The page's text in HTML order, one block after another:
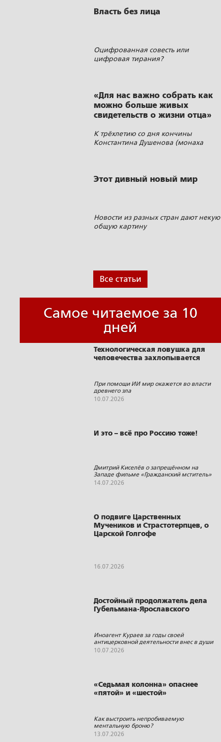
Власть без лица
Оцифрованная совесть или
цифровая тирания?
«Для нас важно собрать как
можно больше живых
свидетельств о жизни отца»
К трёхлетию со дня кончины
Константина Душенова (монаха
Этот дивный новый мир
Новости из разных стран дают некую
общую картину
Все статьи
Самое читаемое за 10
дней
Технологическая ловушка для
человечества захлопывается
При помощи ИИ мир окажется во власти
древнего зла
10.07.2026
И это – всё про Россию тоже!
Дмитрий Киселёв о запрещённом на
Западе фильме «Гражданский мститель»
14.07.2026
О подвиге Царственных
Мучеников и Страстотерпцев, о
Царской Голгофе
16.07.2026
Достойный продолжатель дела
Губельмана-Ярославского
Иноагент Кураев за годы своей
антицерковной деятельности внес в души
христиан столько соблазна, лжи,
10.07.2026
«Седьмая колонна» опаснее
«пятой» и «шестой»
Как выстроить непробиваемую
ментальную броню?
13.07.2026